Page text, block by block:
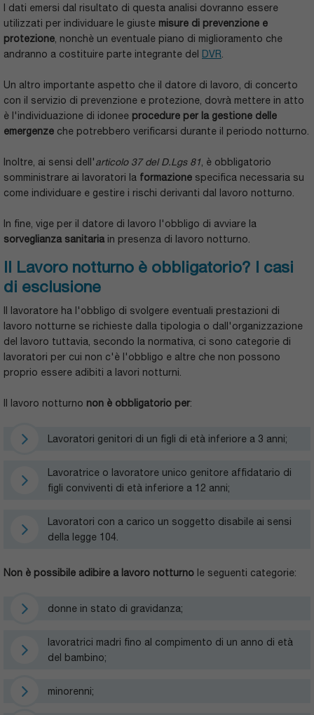
I dati emersi dal risultato di questa analisi dovranno essere
utilizzati per individuare le giuste misure di prevenzione e
protezione , nonchè un eventuale piano di miglioramento che
andranno a costituire parte integrante del DVR
Un altro importante aspetto che il datore di lavoro, di concerto
con il servizio di prevenzione e protezione, dovrà mettere in atto
è l'individuazione di idonee procedure per la gestione delle
emergenze che potrebbero verificarsi durante il periodo notturno.
Inoltre, ai sensi dell'articolo 37 del D.Lgs 81 , è obbligatorio
somministrare ai lavoratori la formazione specifica necessaria su
come individuare e gestire i rischi derivanti dal lavoro notturno.
In fine, vige per il datore di lavoro l'obbligo di avviare la
sorveglianza sanitariain presenza di lavoro notturno.
Il Lavoro notturno è obbligatorio? I casi
di esclusione
Il lavoratore ha l'obbligo di svolgere eventuali prestazioni di
lavoro notturne se richieste dalla tipologia o dall'organizzazione
del lavoro tuttavia, secondo la normativa, ci sono categorie di
lavoratori per cui non c'è l'obbligo e altre che non possono
proprio essere adibiti a lavori notturni.
Il lavoro notturno non è obbligatorio per:
Lavoratori genitori di un figli di età inferiore a 3 anni;
Lavoratrice o lavoratore unico genitore affidatario di
figli conviventi di età inferiore a 12 anni;
Lavoratori con a carico un soggetto disabile ai sensi
della legge 104.
Non è possibile adibire a lavoro notturno le seguenti categorie:
donne in stato di gravidanza;
lavoratrici madri fino al compimento di un anno di età
del bambino;
minorenni;